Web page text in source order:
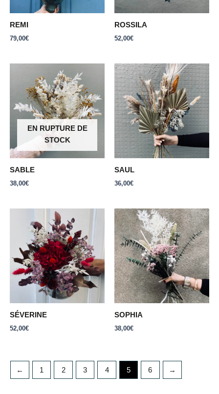
REMI
79,00€
ROSSILA
52,00€
EN RUPTURE DE
STOCK
SABLE
38,00€
SAUL
36,00€
SÉVERINE
52,00€
SOPHIA
38,00€
← 1 2 3 4 5 6 →